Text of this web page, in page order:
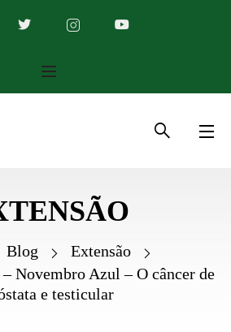
Blog
Extensão
– Novembro Azul – O câncer de
e testicular